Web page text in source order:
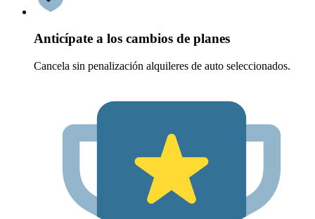
Anticípate a los cambios de planes
Cancela sin penalización alquileres de auto seleccionados.